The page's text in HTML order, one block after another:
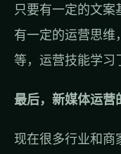
只要有一定的文
有一定的运营思
等，运营技能学习
最后，新媒体运营
现在很多行业和